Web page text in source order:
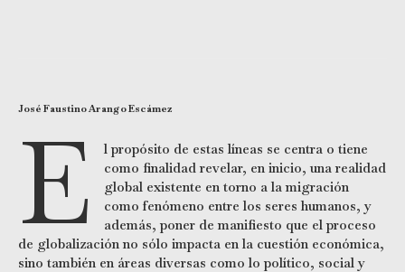
José Faustino Arango Escámez
E
l propósito de estas líneas se centra o tiene
como finalidad revelar, en inicio, una realidad
global existente en torno a la migración
como fenómeno entre los seres humanos, y
además, poner de manifiesto que el proceso
de globalización no sólo impacta en la cuestión económica,
sino también en áreas diversas como lo político, social y